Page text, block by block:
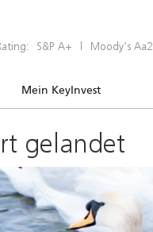
S&P A+ | Moody’s Aa2
Mein KeyInvest
gelandet